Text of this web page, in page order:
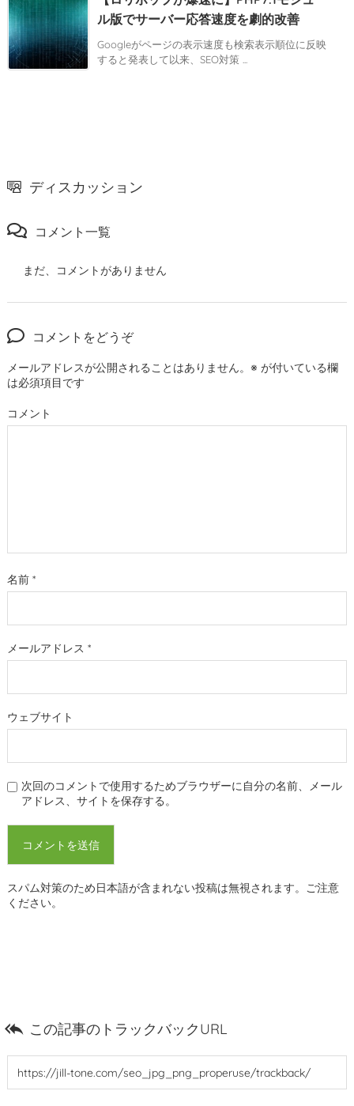
ル版でサーバー応答速度を劇的改善
Googleがページの表示速度も検索表示順位に反映
すると発表して以来、SEO対策 ...
ディスカッション
コメント一覧
まだ、コメントがありません
コメントをどうぞ
メールアドレスが公開されることはありません。 ※ が付いている欄
は必須項目です
コメント
名前 *
メールアドレス *
ウェブサイト
次回のコメントで使用するためブラウザーに自分の名前、メール
アドレス、サイトを保存する。
スパム対策のため日本語が含まれない投稿は無視されます。ご注意
ください。
 この記事のトラックバックURL